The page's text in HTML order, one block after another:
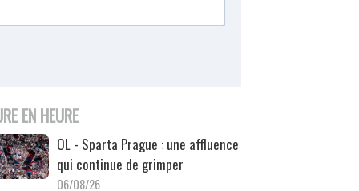
EN HEURE
OL - Sparta Prague : une affluence
qui continue de grimper
06/08/26